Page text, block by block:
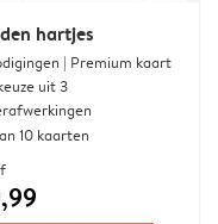
hartjes
| Premium kaart
uit 3
10 kaarten